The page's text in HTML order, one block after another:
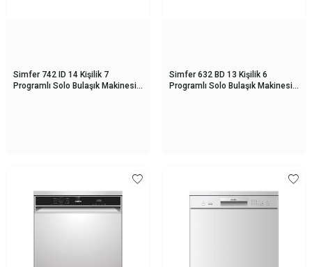
Simfer 742 ID 14 Kişilik 7
Programlı Solo Bulaşık Makinesi
Simfer 632 BD 13 Kişilik 6
Programlı Solo Bulaşık Makinesi